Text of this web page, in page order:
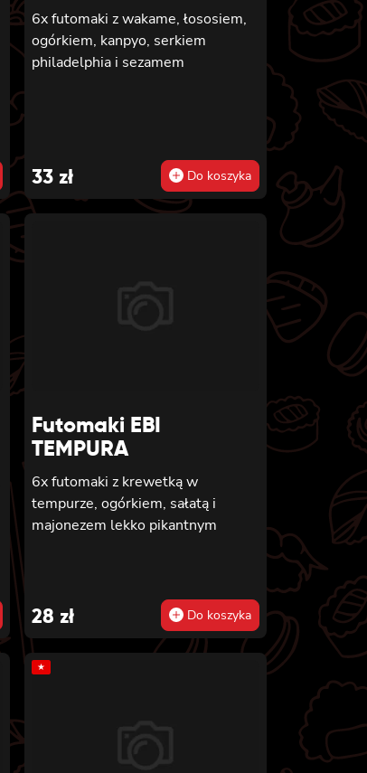
6x futomaki z wakame, łososiem,
ogórkiem, kanpyo, serkiem
philadelphia i sezamem
33 zł Do koszyka
Futomaki EBI
TEMPURA
6x futomaki z krewetką w
tempurze, ogórkiem, sałatą i
majonezem lekko pikantnym
28 zł Do koszyka
★